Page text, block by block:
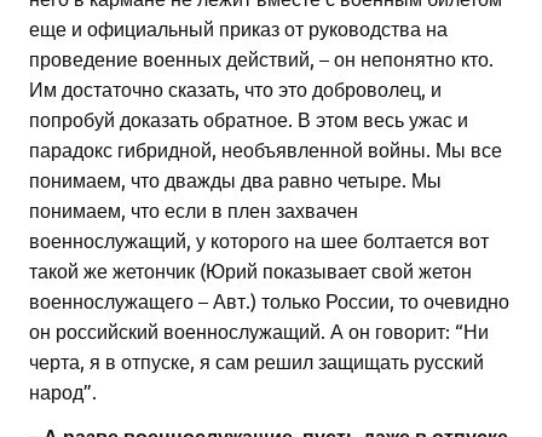
еще и официальный приказ от руководства на
проведение военных действий, – он непонятно кто.
Им достаточно сказать, что это доброволец, и
попробуй доказать обратное. В этом весь ужас и
парадокс гибридной, необъявленной войны. Мы все
понимаем, что дважды два равно четыре. Мы
понимаем, что если в плен захвачен
военнослужащий, у которого на шее болтается вот
такой же жетончик (Юрий показывает свой жетон
военнослужащего – Авт.) только России, то очевидно
он российский военнослужащий. А он говорит: “Ни
черта, я в отпуске, я сам решил защищать русский
народ”.